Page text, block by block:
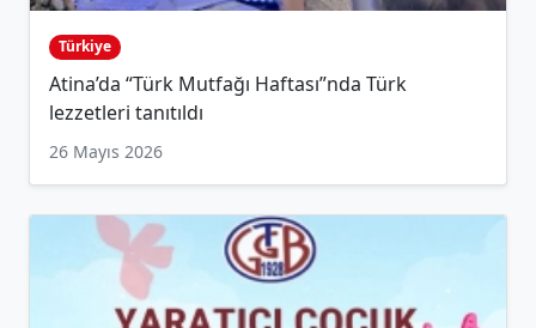
Türkiye
Atina’da “Türk Mutfağı Haftası”nda Türk
lezzetleri tanıtıldı
26 Mayıs 2026